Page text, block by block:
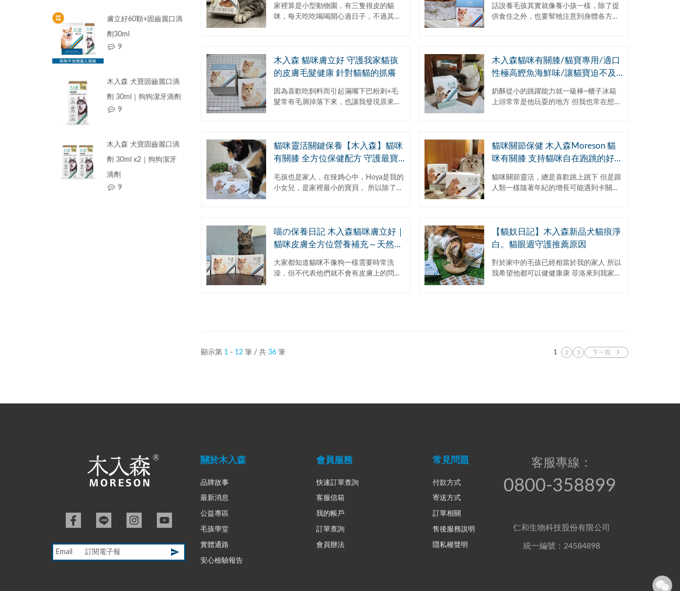
膚立好60顆+固齒麗口滴
劑30ml
9
木入森 犬寶固齒麗口滴
劑 30ml｜狗狗潔牙滴劑
9
木入森 犬寶固齒麗口滴
劑 30ml x2｜狗狗潔牙
滴劑
9
家裡算是小型動物園，有三隻很皮的貓
咪，每天吃吃喝喝開心過日子，不過其中
話說養毛孩其實就像養小孩一樣，除了提
供食住之外，也要幫牠注意到身體各方面
木入森 貓咪膚立好 守護我家貓孩
的皮膚毛髮健康 針對貓貓的抓癢
因為喜歡吃飼料而引起滿嘴下巴粉刺+毛
髮常有毛屑掉落下來，也讓我發現原來飼
木入森貓咪有關膝/貓寶專用/適口
性極高鰹魚海鮮味/讓貓寶迫不及
待連膠囊殼都翻出來吃掉!
奶酥從小的跳躍能力就一級棒~櫃子冰箱
上頭常常是他玩耍的地方 但我也常在想~
貓咪靈活關鍵保養【木入森】貓咪
有關膝 全方位保健配方 守護最寶
貝的毛孩
毛孩也是家人，在辣媽心中，Hoya是我的
小女兒，是家裡最小的寶貝， 所以除了基
貓咪關節保健 木入森Moreson 貓
咪有關膝 支持貓咪自在跑跳的好彈
貓咪關節靈活，總是喜歡跳上跳下 但是跟
人類一樣隨著年紀的增長可能遇到卡關的
喵の保養日記 木入森貓咪膚立好｜
貓咪皮膚全方位營養補充～天然營
養維持肌膚防禦屏障｜保健食品心
得分享
大家都知道貓咪不像狗一樣需要時常洗
澡，但不代表他們就不會有皮膚上的問
【貓奴日記】木入森新品犬貓痕淨
白。貓眼週守護推薦原因
對於家中的毛孩已經相當於我的家人 所以
我希望他都可以健健康康 菲洛來到我家時
顯示第 1 - 12 筆 / 共 36 筆 1 2 3 下一頁
客服專線：
0800-358899
仁和生物科技股份有限公司
統一編號：24584898
關於木入森
品牌故事
最新消息
公益專區
毛孩學堂
實體通路
安心檢驗報告
會員服務
快速訂單查詢
客服信箱
我的帳戶
訂單查詢
會員辦法
常見問題
付款方式
寄送方式
訂單相關
售後服務說明
隱私權聲明
Email